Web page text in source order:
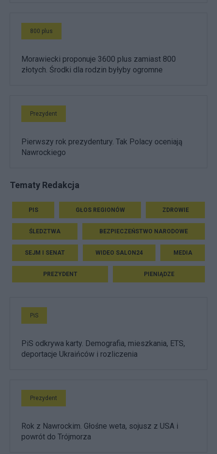
800 plus
Morawiecki proponuje 3600 plus zamiast 800
złotych. Środki dla rodzin byłyby ogromne
Prezydent
Pierwszy rok prezydentury. Tak Polacy oceniają
Nawrockiego
Tematy Redakcja
PIS GŁOS REGIONÓW ZDROWIE
ŚLEDZTWA BEZPIECZEŃSTWO NARODOWE
SEJM I SENAT WIDEO SALON24 MEDIA
PREZYDENT PIENIĄDZE
PiS
PiS odkrywa karty. Demografia, mieszkania, ETS,
deportacje Ukraińców i rozliczenia
Prezydent
Rok z Nawrockim. Głośne weta, sojusz z USA i
powrót do Trójmorza